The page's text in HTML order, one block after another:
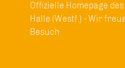
Offizielle Homepage
Halle (Westf.) - Wir
Besuch